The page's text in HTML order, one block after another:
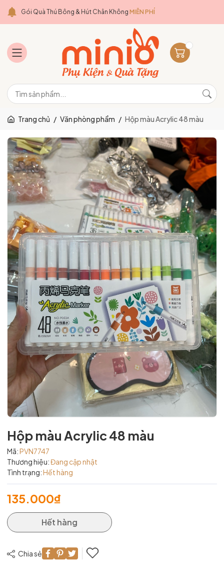
Gói Quà Thú Bông & Hút Chân Không MIỄN PHÍ
Trang chủ / Văn phòng phẩm / Hộp màu Acrylic 48 màu
Hộp màu Acrylic 48 màu
Mã:PVN7747
Thương hiệu:Đang cập nhật
Tình trạng:Hết hàng
135.000₫
Hết hàng
Chia sẻ